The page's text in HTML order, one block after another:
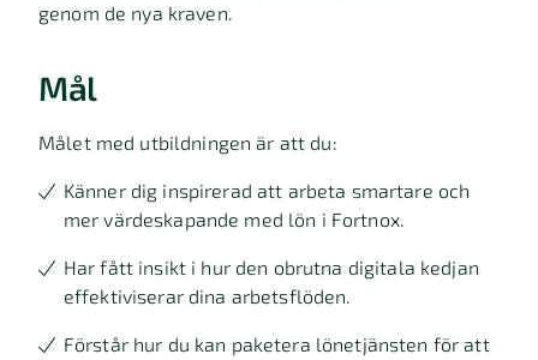
genom de nya kraven.
Mål
Målet med utbildningen är att du:
Känner dig inspirerad att arbeta smartare och
mer värdeskapande med lön i Fortnox.
Har fått insikt i hur den obrutna digitala kedjan
effektiviserar dina arbetsflöden.
Förstår hur du kan paketera lönetjänsten för att